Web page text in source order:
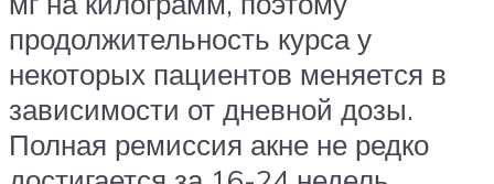
продолжительность курса у
некоторых пациентов меняется в
зависимости от дневной дозы.
Полная ремиссия акне не редко